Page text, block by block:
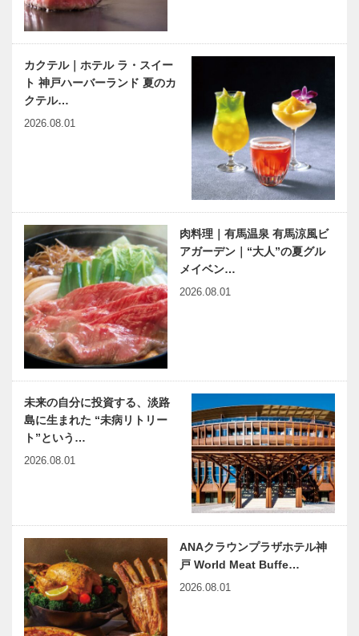
神戸偉人伝外伝 ～知られ
Ujamaa（ウ
ジ…
カクテル｜ホテル ラ・スイー
ト 神戸ハーバーランド 夏のカ
クテル…
2026.08.01
肉料理｜有馬温泉 有馬涼風ビ
アガーデン｜“大人”の夏グル
メイベン…
2026.08.01
未来の自分に投資する、淡路
島に生まれた “未病リトリー
ト”という…
2026.08.01
ANAクラウンプラザホテル神
戸 World Meat Buffe…
2026.08.01